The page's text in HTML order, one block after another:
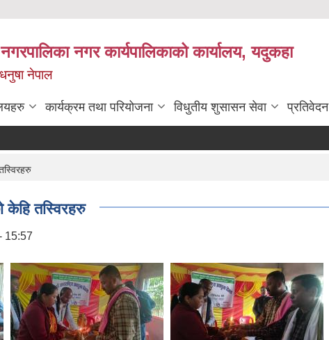
नगर कार्यपालिकाको कार्यालय, यदुकहा
नेपाल
कार्यक्रम तथा परियोजना विधुतीय शुसासन सेवा प्रतिवेदन
तस्विरहरु
15:57